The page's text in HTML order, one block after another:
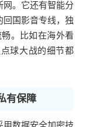
网。它还有智能分
国影音专线，独
。比如在海外看
球大战的细节都
有保障